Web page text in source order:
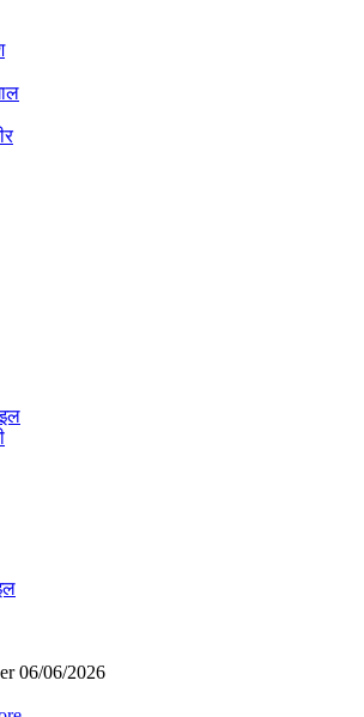
06/06/2026